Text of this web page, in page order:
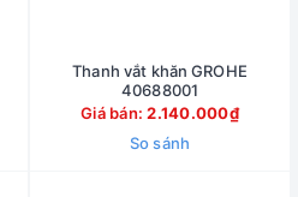
Thanh vắt khăn GROHE
40688001
Giá bán:2.140.000₫
So sánh